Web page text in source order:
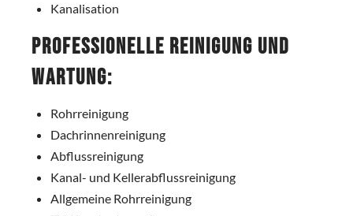
Kanalisation
Professionelle Reinigung und
Wartung:
Rohrreinigung
Dachrinnenreinigung
Abflussreinigung
Kanal- und Kellerabflussreinigung
Allgemeine Rohrreinigung